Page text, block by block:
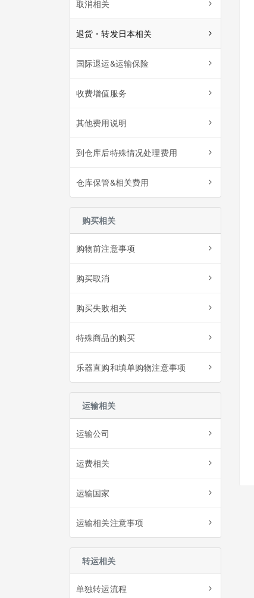
取消相关
退货・转发日本相关
国际退运&运输保险
收费增值服务
其他费用说明
到仓库后特殊情况处理费用
仓库保管&相关费用
购买相关
购物前注意事项
购买取消
购买失败相关
特殊商品的购买
乐器直购和填单购物注意事项
运输相关
运输公司
运费相关
运输国家
运输相关注意事项
转运相关
单独转运流程